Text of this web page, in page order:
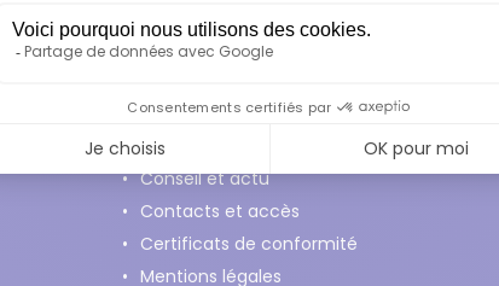
Liens utiles
FAQ
Conseil et actu
Contacts et accès
Certificats de conformité
Mentions légales